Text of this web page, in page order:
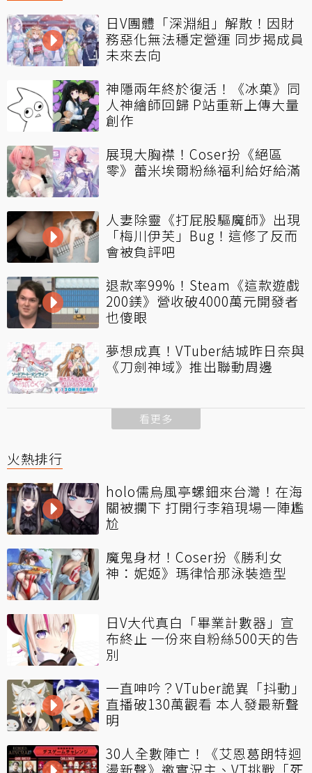
日V團體「深淵組」解散！因財
務惡化無法穩定營運 同步揭成員
未來去向
神隱兩年終於復活！《冰菓》同
人神繪師回歸 P站重新上傳大量
創作
展現大胸襟！Coser扮《絕區
零》蕾米埃爾粉絲福利給好給滿
人妻除靈《打屁股驅魔師》出現
「梅川伊芙」Bug！這修了反而
會被負評吧
退款率99%！Steam《這款遊戲
200鎂》營收破4000萬元開發者
也傻眼
夢想成真！VTuber結城昨日奈與
《刀劍神域》推出聯動周邊
看更多
火熱排行
holo儒烏風亭螺鈿來台灣！在海
關被攔下 打開行李箱現場一陣尷
尬
魔鬼身材！Coser扮《勝利女
神：妮姬》瑪律恰那泳裝造型
日V大代真白「畢業計數器」宣
布終止 一份來自粉絲500天的告
別
一直呻吟？VTuber詭異「抖動」
直播破130萬觀看 本人發最新聲
明
30人全數陣亡！《艾恩葛朗特迴
盪新聲》邀實況主、VT挑戰「死